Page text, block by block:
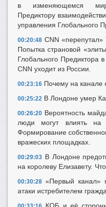
в изменяющемся
Предиктору
управления Глобального
00:20:48 CNN
Попытка страновой
Глобального Предиктора
CNN уходит из России.
00:23:16 Почему на канале
00:25:22 В Лондоне умер
00:26:20 Вероятность
люди могут влиять на
Формирование
вражеских площадках.
00:29:03 В Лондоне
на королеву Елизавету.
00:30:28 «Первый канал»
атаки истребителем